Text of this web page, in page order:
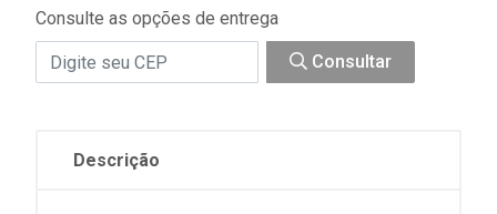
Consulte as opções de entrega
Consultar
Descrição